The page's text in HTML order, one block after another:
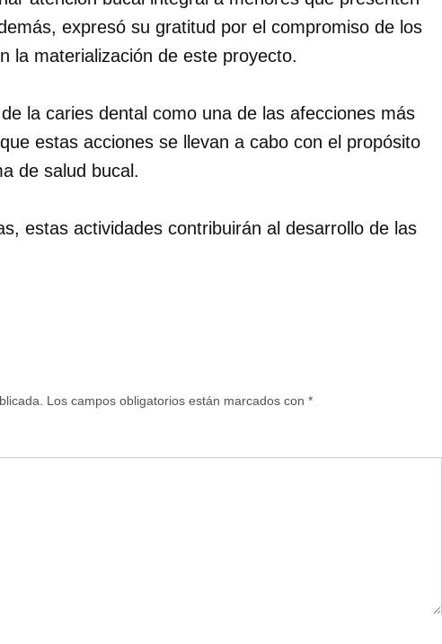
expresó su gratitud por el compromiso de los
la materialización de este proyecto.
la caries dental como una de las afecciones más
estas acciones se llevan a cabo con el propósito
de salud bucal.
estas actividades contribuirán al desarrollo de las
Los campos obligatorios están marcados con *